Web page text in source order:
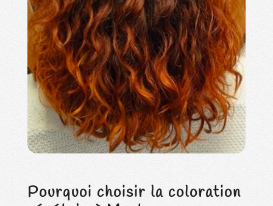
Pourquoi choisir la coloration